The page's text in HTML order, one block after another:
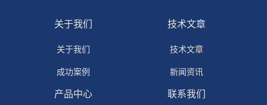
关于我们
关于我们
成功案例
技术文章
技术文章
新闻资讯
产品中心 联系我们